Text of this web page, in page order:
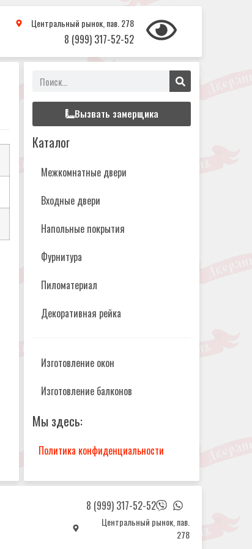
Центральный рынок, пав. 278
8 (999) 317-52-52
Вызвать замерщика
Каталог
Межкомнатные двери
Входные двери
Напольные покрытия
Фурнитура
Пиломатериал
Декоративная рейка
Изготовление окон
Изготовление балконов
Мы здесь:
Политика конфиденциальности
8 (999) 317-52-52
Центральный рынок, пав.
278